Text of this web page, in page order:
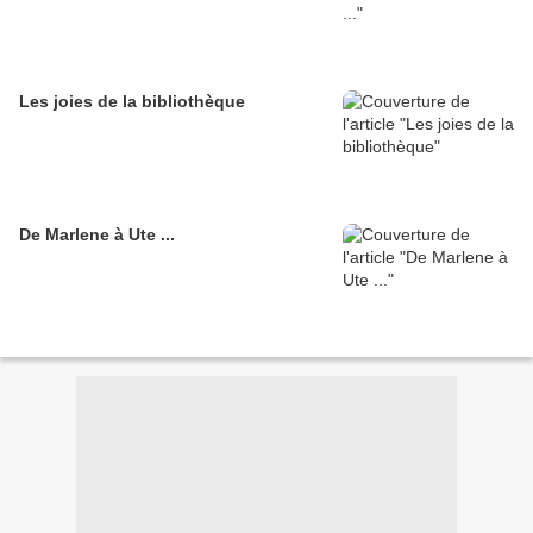
Les joies de la bibliothèque
De Marlene à Ute ...